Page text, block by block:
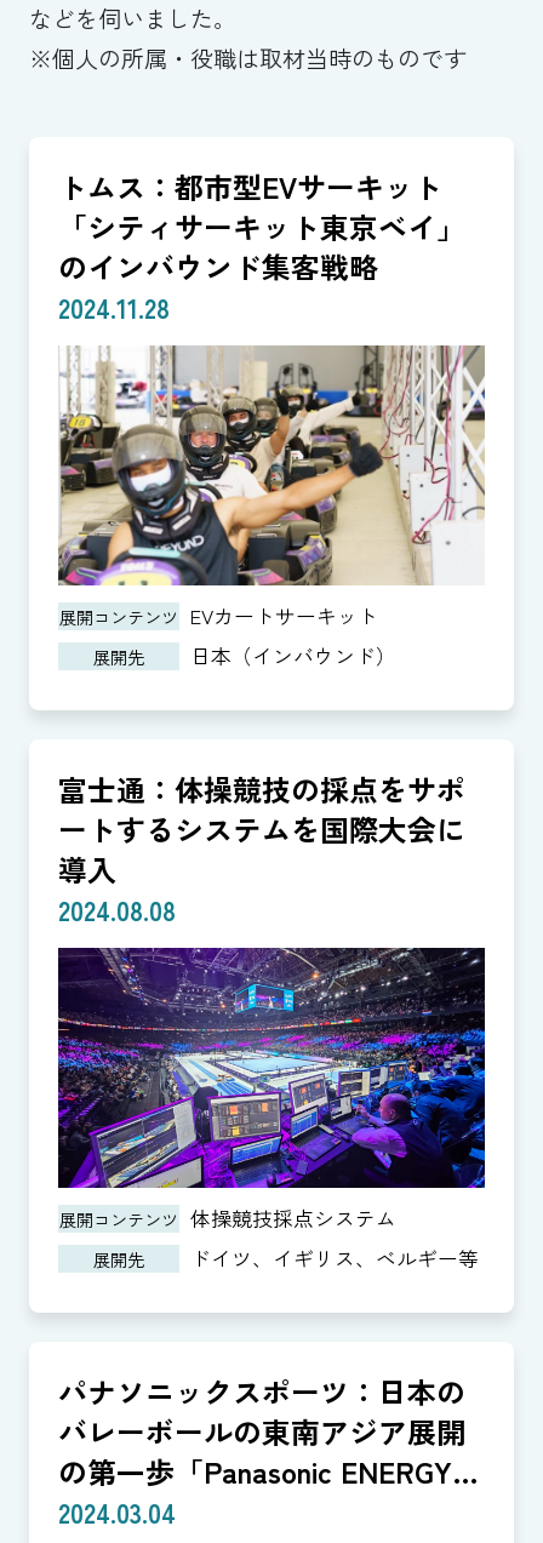
などを伺いました。
※個人の所属・役職は取材当時のものです
トムス：都市型EVサーキット
「シティサーキット東京ベイ」
のインバウンド集客戦略
2024.11.28
展開コンテンツ EVカートサーキット
展開先 日本（インバウンド）
富士通：体操競技の採点をサポ
ートするシステムを国際大会に
導入
2024.08.08
展開コンテンツ 体操競技採点システム
展開先 ドイツ、イギリス、ベルギー等
パナソニックスポーツ：日本の
バレーボールの東南アジア展開
の第一歩「Panasonic ENERGY
CUP」
2024.03.04